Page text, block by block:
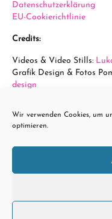
Wir verwenden Cookies, um
optimieren.
Datenschutzerklärung
EU-Cookierichtlinie
Credits:
Videos & Video Stills:
Grafik Design & Fotos
design